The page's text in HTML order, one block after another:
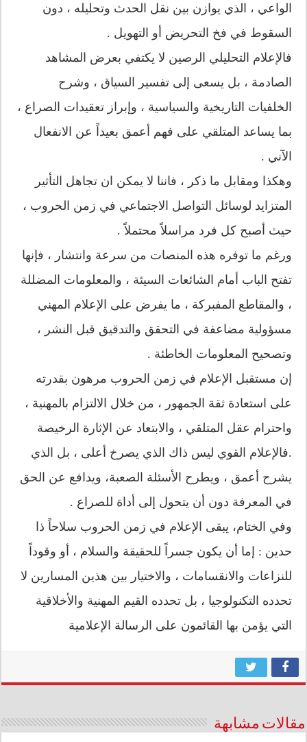
الواعي ، الذي يوازن بين نقل الحدث وتحليله ، دون
السقوط في فخ التحريض أو التهويل .
فالإعلام التحليلي الرصين لا يكتفي بعرض المشاهد
الصادمة ، بل يسعى إلى تفسير السياق ، وشرح
الخلفيات التاريخية والسياسية ، وإبراز تعقيدات الصراع ،
بما يساعد المتلقي على فهم أعمق بعيداً عن الانفعال
الآني .
وهكذا ومقابل ما ذكر ، فاننا لا يمكن ان تجاهل التأثير
المتزايد لوسائل التواصل الاجتماعي في زمن الحروب ،
حيث أصبح كل فرد مراسلاً محتملاً .
ورغم ما توفره هذه المنصات من سرعة وانتشار ، فإنها
تفتح الباب أمام الشائعات السيئة ، والمعلومات المضللة
، والمقاطع المفبركة ، ما يفرض على الإعلام المهني
مسؤولية مضاعفة في التحقق والتدقيق قبل النشر ،
وتصحيح المعلومات الخاطئة .
إن مستقبل الإعلام في زمن الحروب مرهون بقدرته
على استعادة ثقة الجمهور ، من خلال الالتزام بالمهنية ،
واحترام عقل المتلقي ، والابتعاد عن الإثارة الرخيصة
.فالإعلام القوي ليس ذاك الذي يصرخ أعلى ، بل الذي
يشرح أعمق ، ويطرح الأسئلة الصعبة، ويدافع عن الحق
في المعرفة دون أن يتحول إلى أداة للصراع .
وفي الختام، يبقى الإعلام في زمن الحروب سلاحاً ذا
حدين : إما أن يكون جسراً للحقيقة والسلام ، أو وقوداً
للنزاعات والانقسامات ، والاختيار بين هذين المسارين لا
تحدده التكنولوجيا ، بل تحدده القيم المهنية والأخلاقية
التي يؤمن بها القائمون على الرسالة الإعلامية
مقالات مشابهة